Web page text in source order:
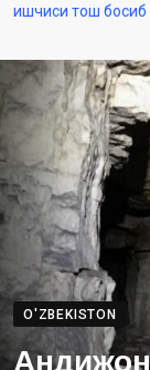
ишчиси тош босиб
O'ZBEKISTON